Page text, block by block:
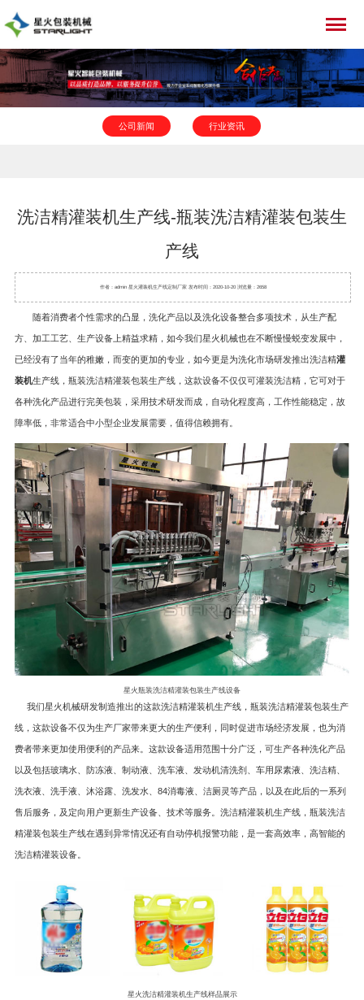
公司新闻 行业资讯
洗洁精灌装机生产线-瓶装洗洁精灌装包装生
产线
作者：admin 星火灌装机生产线定制厂家 发布时间：2020-10-20 浏览量：2658
随着消费者个性需求的凸显，洗化产品以及洗化设备整合多项技术，从生产配
方、加工工艺、生产设备上精益求精，如今我们星火机械也在不断慢慢蜕变发展中，
已经没有了当年的稚嫩，而变的更加的专业，如今更是为洗化市场研发推出洗洁精灌
装机生产线，瓶装洗洁精灌装包装生产线，这款设备不仅仅可灌装洗洁精，它可对于
各种洗化产品进行完美包装，采用技术研发而成，自动化程度高，工作性能稳定，故
障率低，非常适合中小型企业发展需要，值得信赖拥有。
星火瓶装洗洁精灌装包装生产线设备
我们星火机械研发制造推出的这款洗洁精灌装机生产线，瓶装洗洁精灌装包装生产
线，这款设备不仅为生产厂家带来更大的生产便利，同时促进市场经济发展，也为消
费者带来更加使用便利的产品来。这款设备适用范围十分广泛，可生产各种洗化产品
以及包括玻璃水、防冻液、制动液、洗车液、发动机清洗剂、车用尿素液、洗洁精、
洗衣液、洗手液、沐浴露、洗发水、84消毒液、洁厕灵等产品，以及在此后的一系列
售后服务，及定向用户更新生产设备、技术等服务。洗洁精灌装机生产线，瓶装洗洁
精灌装包装生产线在遇到异常情况还有自动停机报警功能，是一套高效率，高智能的
洗洁精灌装设备。
星火洗洁精灌装机生产线样品展示